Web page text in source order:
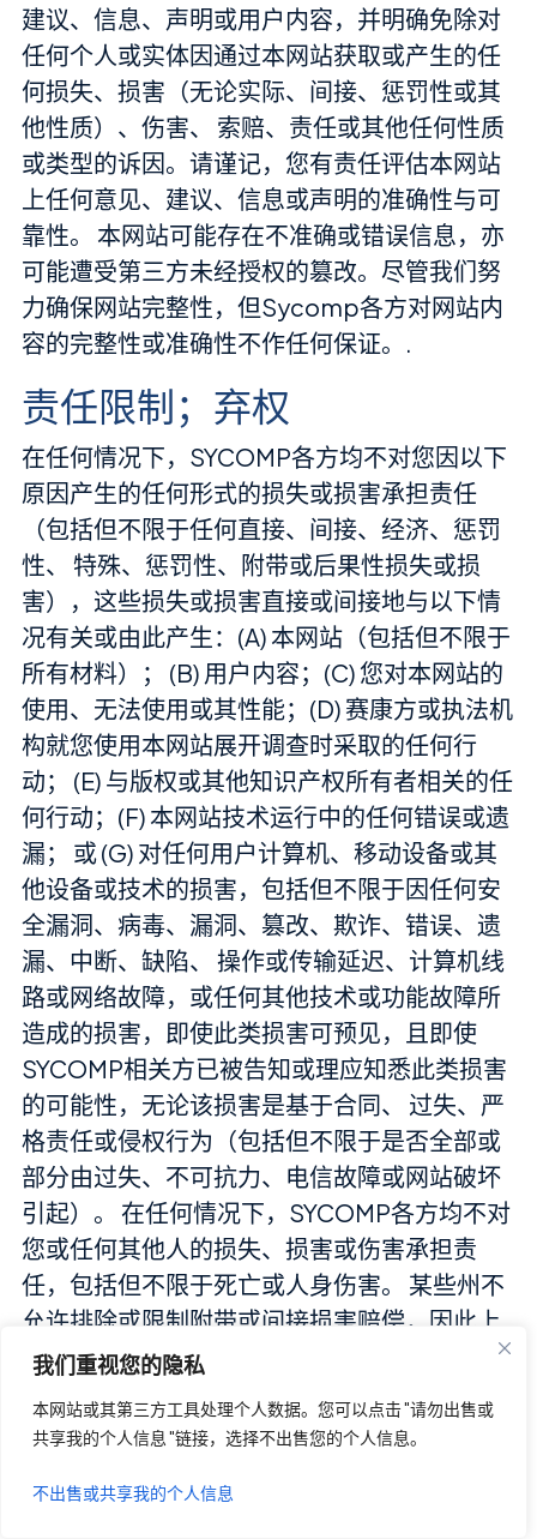
我们重视您的隐私
本网站或其第三方工具处理个人数据。您可以点击 "请勿出售或
共享我的个人信息 "链接，选择不出售您的个人信息。
不出售或共享我的个人信息
建议、信息、声明或用户内容，并明确免除对
任何个人或实体因通过本网站获取或产生的任
何损失、损害（无论实际、间接、惩罚性或其
他性质）、伤害、 索赔、责任或其他任何性质
或类型的诉因。请谨记，您有责任评估本网站
上任何意见、建议、信息或声明的准确性与可
靠性。 本网站可能存在不准确或错误信息，亦
可能遭受第三方未经授权的篡改。尽管我们努
力确保网站完整性，但Sycomp各方对网站内
容的完整性或准确性不作任何保证。.
责任限制；弃权
在任何情况下，SYCOMP各方均不对您因以下
原因产生的任何形式的损失或损害承担责任
（包括但不限于任何直接、间接、经济、惩罚
性、 特殊、惩罚性、附带或后果性损失或损
害），这些损失或损害直接或间接地与以下情
况有关或由此产生：(A) 本网站（包括但不限于
所有材料）； (B) 用户内容；(C) 您对本网站的
使用、无法使用或其性能；(D) 赛康方或执法机
构就您使用本网站展开调查时采取的任何行
动； (E) 与版权或其他知识产权所有者相关的任
何行动；(F) 本网站技术运行中的任何错误或遗
漏； 或 (G) 对任何用户计算机、移动设备或其
他设备或技术的损害，包括但不限于因任何安
全漏洞、病毒、漏洞、篡改、欺诈、错误、遗
漏、中断、缺陷、 操作或传输延迟、计算机线
路或网络故障，或任何其他技术或功能故障所
造成的损害，即使此类损害可预见，且即使
SYCOMP相关方已被告知或理应知悉此类损害
的可能性，无论该损害是基于合同、 过失、严
格责任或侵权行为（包括但不限于是否全部或
部分由过失、不可抗力、电信故障或网站破坏
引起）。 在任何情况下，SYCOMP各方均不对
您或任何其他人的损失、损害或伤害承担责
任，包括但不限于死亡或人身伤害。 某些州不
允许排除或限制附带或间接损害赔偿，因此上
述限制或排除条款可能对您不适用。.
若您对本网站任何部分感到不满，唯一的补救
措施是停止使用本网站。对于所有损害、损失
及诉讼原因（无论基于合同、侵权（包括过